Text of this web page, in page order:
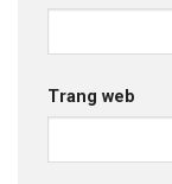
Trang web